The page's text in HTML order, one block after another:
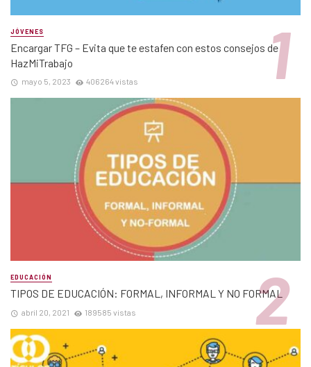
JÓVENES
Encargar TFG – Evita que te estafen con estos consejos de
HazMiTrabajo
mayo 5, 2023 406264 vistas
EDUCACIÓN
TIPOS DE EDUCACIÓN: FORMAL, INFORMAL Y NO FORMAL
abril 20, 2021 189585 vistas